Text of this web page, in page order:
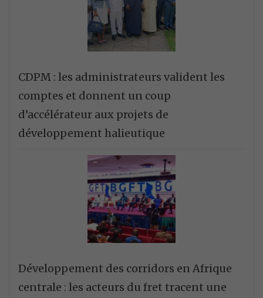
CDPM : les administrateurs valident les
comptes et donnent un coup
d’accélérateur aux projets de
développement halieutique
Développement des corridors en Afrique
centrale : les acteurs du fret tracent une